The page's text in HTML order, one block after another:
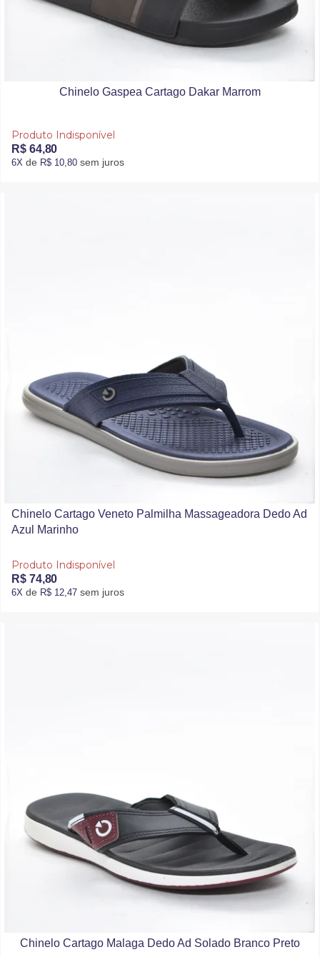
Chinelo Gaspea Cartago Dakar Marrom
Produto Indisponível
R$ 64,80
6X de R$ 10,80 sem juros
Chinelo Cartago Veneto Palmilha Massageadora Dedo Ad
Azul Marinho
Produto Indisponível
R$ 74,80
6X de R$ 12,47 sem juros
Chinelo Cartago Malaga Dedo Ad Solado Branco Preto